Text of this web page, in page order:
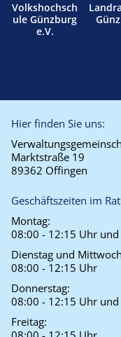
Volkshochsch
ule Günzburg
e.V.
Hier finden Sie uns:
Marktstraße 19
89362 Offingen
Geschäftszeiten im
Montag:
08:00 - 12:15 Uhr
Dienstag und
08:00 - 12:15 Uhr
Donnerstag:
08:00 - 12:15 Uhr
Freitag: